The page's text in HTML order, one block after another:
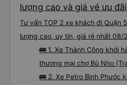
lượng cao và giá vé ưu
Tư vấn TOP 2 xe khách đi Quận
lượng cao, uy tín, giá rẻ nhất 08/
🚌 1. Xe Thành Công khởi
thương mại chợ Bù Nho
🚌 2. Xe Petro Bình Phước